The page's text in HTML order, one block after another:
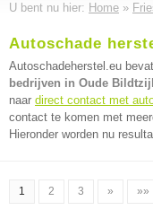
U bent nu hier: Home »
Autoschade
Autoschadeherstel.eu
bedrijven in Oude Bildtzijl
naar direct contact met
contact te komen met
Hieronder worden nu
1 2 3 » »»